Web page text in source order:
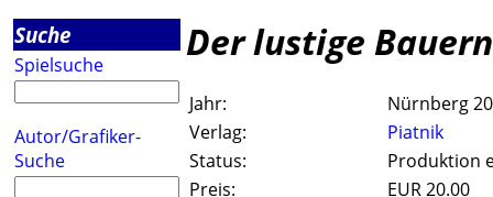
Suche
Spielsuche
Autor/Grafiker-
Suche
Der lustige
Jahr:
Nürnberg
Verlag:
Piatnik
Status:
Produktion
Preis:
EUR 20.00